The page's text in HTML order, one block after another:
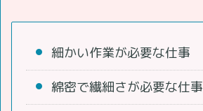
細かい作業が必要な仕事
綿密で繊細さが必要な仕事